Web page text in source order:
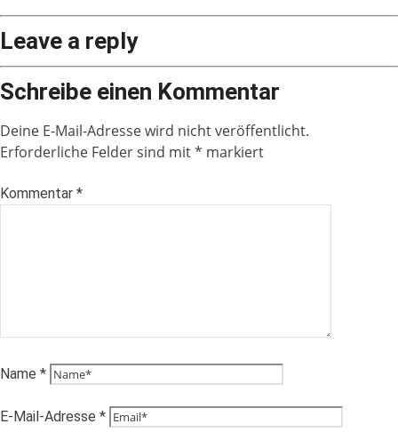
Leave a reply
Schreibe einen Kommentar
Deine E-Mail-Adresse wird nicht veröffentlicht.
Erforderliche Felder sind mit* markiert
Kommentar *
Name *
E-Mail-Adresse *